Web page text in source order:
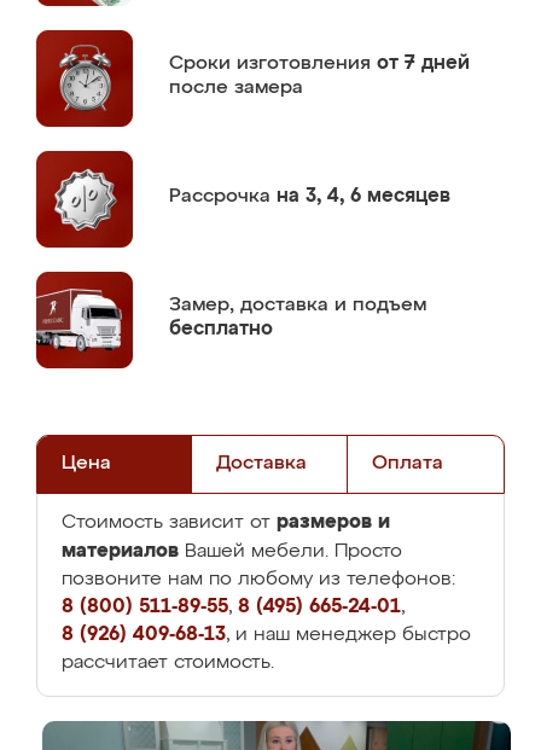
Сроки изготовления от 7 дней
после замера
Рассрочка на 3, 4, 6 месяцев
Замер, доставка и подъем
бесплатно
Цена Доставка Оплата
Стоимость зависит от размеров и
материалов Вашей мебели. Просто
позвоните нам по любому из телефонов:
8 (800) 511-89-55, 8 (495) 665-24-01,
8 (926) 409-68-13, и наш менеджер быстро
рассчитает стоимость.